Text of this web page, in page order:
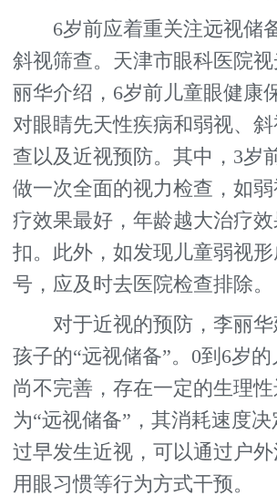
6岁前应着重关注远视储
斜视筛查。天津市眼科医院
丽华介绍，6岁前儿童眼健康
对眼睛先天性疾病和弱视、
查以及近视预防。其中，3岁
做一次全面的视力检查，如
疗效果最好，年龄越大治疗
扣。此外，如发现儿童弱视
号，应及时去医院检查排除。
对于近视的预防，李丽华
孩子的“远视储备”。0到6岁
尚不完善，存在一定的生理
为“远视储备”，其消耗速度
过早发生近视，可以通过户外
用眼习惯等行为方式干预。